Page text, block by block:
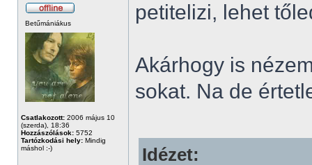
Betűmániákus
Csatlakozott: 2006 május 10
(szerda), 18:36
Hozzászólások: 5752
Tartózkodási hely: Mindig
máshol :-)
petitelizi, lehet
Akárhogy is
sokat. Na de
Idézet: